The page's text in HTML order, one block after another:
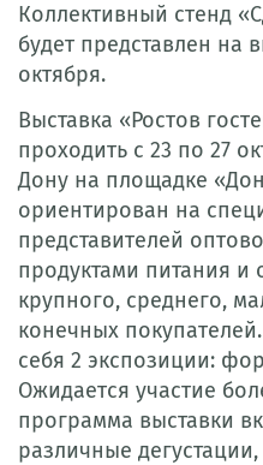
Коллективный стенд
будет представлен на
октября.
Выставка «Ростов
проходить с 23 по 27
Дону на площадке
ориентирован на
представителей
продуктами питания и
крупного, среднего,
конечных
себя 2 экспозиции:
Ожидается участие
программа выставки
различные